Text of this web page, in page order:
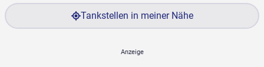
Tankstellen in meiner Nähe